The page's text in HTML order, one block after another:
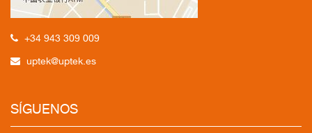
+34 943 309 009
uptek@uptek.es
SÍGUENOS